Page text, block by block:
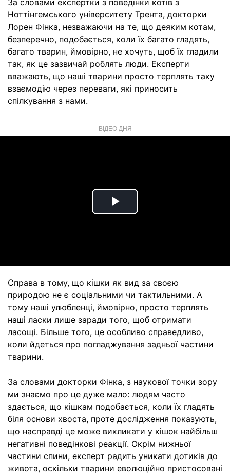
За словами експертки з поведінки котів з
Ноттінгемського університету Трента, докторки
Лорен Фінка, незважаючи на те, що деяким котам,
безперечно, подобається, коли їх багато гладять,
багато тварин, ймовірно, не хочуть, щоб їх гладили
так, як це зазвичай роблять люди. Експерти
вважають, що наші тварини просто терплять таку
взаємодію через переваги, які приносить
спілкування з нами.
ВІДЕО ДНЯ
Play
Справа в тому, що кішки як вид за своєю
природою не є соціальними чи тактильними. А
тому наші улюбленці, ймовірно, просто терплять
наші ласки лише заради того, щоб отримати
ласощі. Більше того, це особливо справедливо,
коли йдеться про погладжування задньої частини
тварини.
За словами докторки Фінка, з наукової точки зору
ми знаємо про це дуже мало: людям часто
здається, що кішкам подобається, коли їх гладять
біля основи хвоста, проте дослідження показують,
що насправді це може викликати у кішок найбільш
негативні поведінкові реакції. Окрім нижньої
частини спини, експерт радить уникати дотиків до
живота, оскільки тварини еволюційно пристосовані